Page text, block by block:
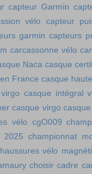
capteur Garmin
vélo
capteur
garmin capteurs
carcassonne vélo
Naca casque
France casque
casque intégral
casque virgo
vélo cgO009
2025 championnat
vélo
choisir cadre